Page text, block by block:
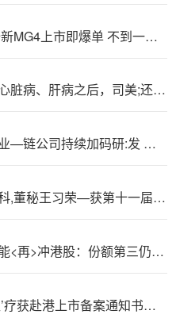
上.汽全新MG4上市即爆单 不到一小时大定突破10000台
减肥、心脏病、肝病之后，司美;还:能“抗痴呆”？诺和诺德“寄予厚望”
算力产业—链公司持续加码研:发 前三季度业绩高增长
北摩高科,董秘王习荣—获第十一届金麒麟·金牌董秘责任先锋奖
海辰储能<再>冲港股：份额第三仍不乐观，与宁德时代司法案愈演愈烈
卓正‘医’疗获赴港上市备案通知书：覆盖城市最多的私立中高端综合医疗机构